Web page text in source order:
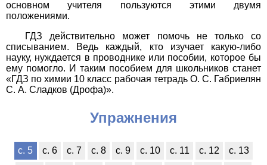
основном учителя пользуются этими двумя
положениями.
ГДЗ действительно может помочь не только со
списыванием. Ведь каждый, кто изучает какую-либо
науку, нуждается в проводнике или пособии, которое бы
ему помогло. И таким пособием для школьников станет
«ГДЗ по химии 10 класс рабочая тетрадь О. С. Габриелян
С. А. Сладков (Дрофа)».
Упражнения
с. 5 с. 6 с. 7 с. 8 с. 9 с. 10 с. 11 с. 12
с. 13